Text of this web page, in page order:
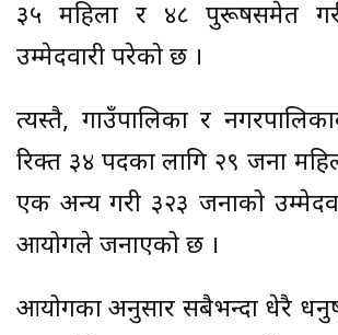
३५ महिला र ४८ पुरूषसमेत
उम्मेदवारी परेको छ ।
त्यस्तै, गाउँपालिका र
रिक्त ३४ पदका लागि २९ जना
एक अन्य गरी ३२३ जनाको
आयोगले जनाएको छ ।
आयोगका अनुसार सबैभन्दा धेरै